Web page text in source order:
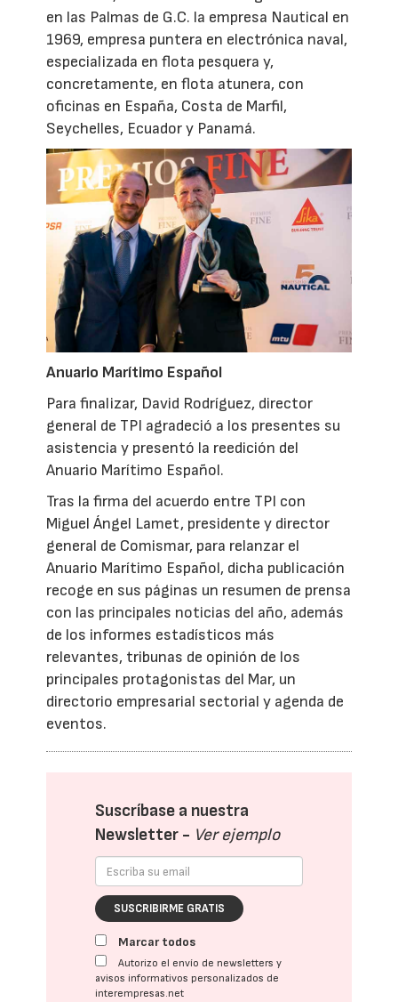
en las Palmas de G.C. la empresa Nautical en
1969, empresa puntera en electrónica naval,
especializada en flota pesquera y,
concretamente, en flota atunera, con
oficinas en España, Costa de Marfil,
Seychelles, Ecuador y Panamá.
Anuario Marítimo Español
Para finalizar, David Rodríguez, director
general de TPI agradeció a los presentes su
asistencia y presentó la reedición del
Anuario Marítimo Español.
Tras la firma del acuerdo entre TPI con
Miguel Ángel Lamet, presidente y director
general de Comismar, para relanzar el
Anuario Marítimo Español, dicha publicación
recoge en sus páginas un resumen de prensa
con las principales noticias del año, además
de los informes estadísticos más
relevantes, tribunas de opinión de los
principales protagonistas del Mar, un
directorio empresarial sectorial y agenda de
eventos.
Suscríbase a nuestra
Newsletter - Ver ejemplo
SUSCRIBIRME GRATIS
Marcar todos
Autorizo el envío de newsletters y
avisos informativos personalizados de
interempresas.net